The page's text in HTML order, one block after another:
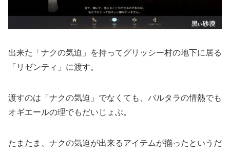
出来た「ナクの気迫」を持ってグリッシー村の地下に居る
「リゼンティ」に渡す。
渡すのは「ナクの気迫」でなくても、バルタラの情熱でも
オギエールの理でもだいじょぶ。
たまたま、ナクの気迫が出来るアイテムが揃ったというだ